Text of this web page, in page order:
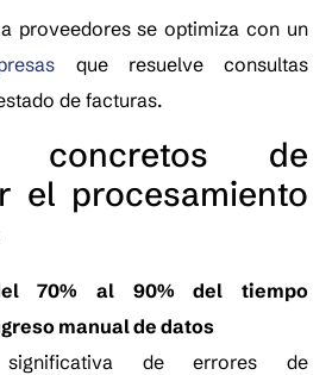
proveedores se optimiza con un
que resuelve consultas
de facturas.
concretos de
el procesamiento
70% al 90% del tiempo
manual de datos
significativa de errores de